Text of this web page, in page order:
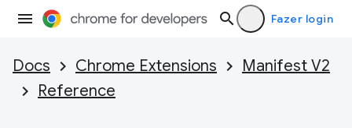
Fazer login
Docs Chrome Extensions
Manifest V2
Reference